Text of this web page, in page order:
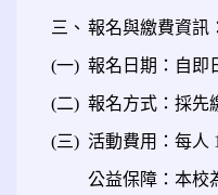
三、 報名與繳費資訊
(一) 報名日期：自即
(二) 報名方式：採先
(三) 活動費用：每人
公益保障：本校